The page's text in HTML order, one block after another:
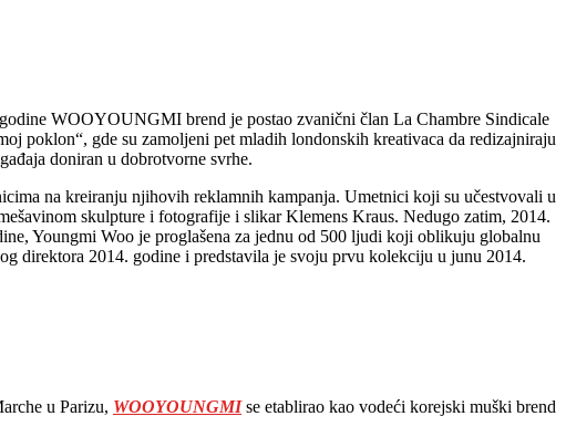
WOOYOUNGMI brend je postao zvanični član La Chambre Sindicale
poklon“, gde su zamoljeni pet mladih londonskih kreativaca da redizajniraju
doniran u dobrotvorne svrhe.
na kreiranju njihovih reklamnih kampanja. Umetnici koji su učestvovali u
skulpture i fotografije i slikar Klemens Kraus. Nedugo zatim, 2014.
Youngmi Woo je proglašena za jednu od 500 ljudi koji oblikuju globalnu
direktora 2014. godine i predstavila je svoju prvu kolekciju u junu 2014.
u Parizu, WOOYOUNGMIse etablirao kao vodeći korejski muški brend